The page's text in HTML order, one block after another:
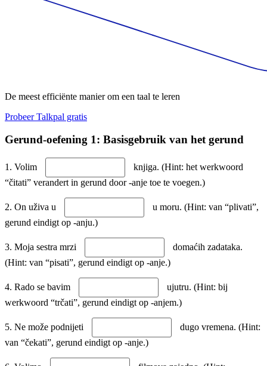
De meest efficiënte manier om een taal te leren
Probeer Talkpal gratis
Gerund-oefening 1: Basisgebruik van het gerund
1. Volim
knjiga. (Hint: het werkwoord
“čitati” verandert in gerund door -anje toe te voegen.)
2. On uživa u
u moru. (Hint: van “plivati”,
gerund eindigt op -anju.)
3. Moja sestra mrzi
domaćih zadataka.
(Hint: van “pisati”, gerund eindigt op -anje.)
4. Rado se bavim
ujutru. (Hint: bij
werkwoord “trčati”, gerund eindigt op -anjem.)
5. Ne može podnijeti
dugo vremena. (Hint:
van “čekati”, gerund eindigt op -anje.)